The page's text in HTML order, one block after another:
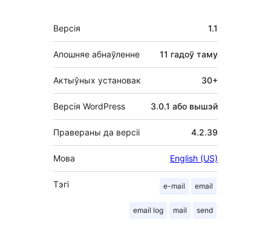
Мета
Версія 1.1
Апошняе абнаўленне 11 гадоў таму
Актыўных установак 30+
Версія WordPress 3.0.1 або вышэй
Правераны да версіі 4.2.39
Мова English (US)
Тэгі e-mail email
email log mail send